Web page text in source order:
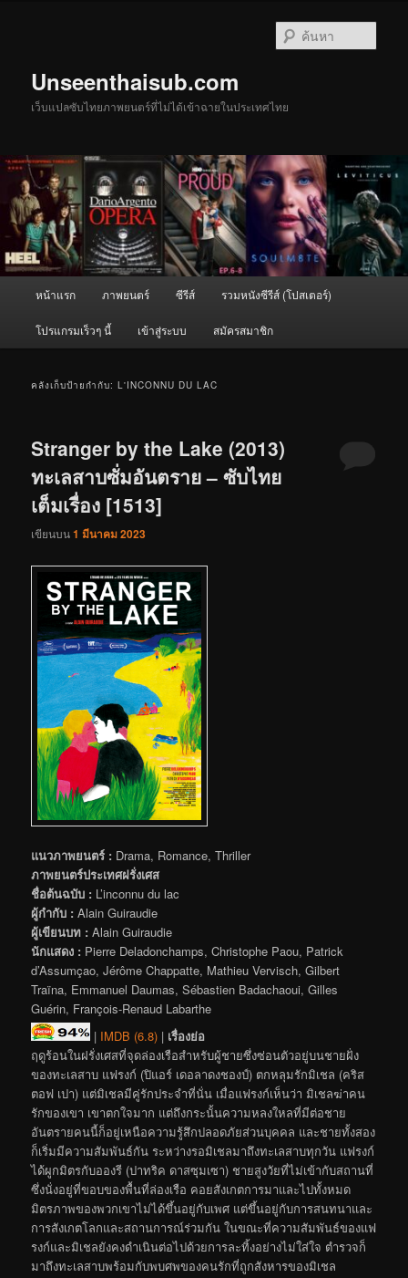
Unseenthaisub.com
เว็บแปลซับไทยภาพยนตร์ที่ไม่ได้เข้าฉายในประเทศไทย
หน้าแรก ภาพยนตร์ ซีรีส์ รวมหนังซีรีส์ (โปสเตอร์)
โปรแกรมเร็วๆ นี้ เข้าสู่ระบบ สมัครสมาชิก
คลังเก็บป้ายกำกับ:L'INCONNU DU LAC
Stranger by the Lake (2013)
ทะเลสาบซั่มอันตราย – ซับไทย
เต็มเรื่อง [1513]
เขียนบน1 มีนาคม 2023
แนวภาพยนตร์ : Drama, Romance, Thriller
ภาพยนตร์ประเทศฝรั่งเศส
ชื่อต้นฉบับ : L’inconnu du lac
ผู้กำกับ : Alain Guiraudie
ผู้เขียนบท : Alain Guiraudie
นักแสดง : Pierre Deladonchamps, Christophe Paou, Patrick
d’Assumçao, Jérôme Chappatte, Mathieu Vervisch, Gilbert
Traïna, Emmanuel Daumas, Sébastien Badachaoui, Gilles
Guérin, François-Renaud Labarthe
| IMDB (6.8) | เรื่องย่อ
ฤดูร้อนในฝรั่งเศสที่จุดล่องเรือสำหรับผู้ชายซึ่งซ่อนตัวอยู่บนชายฝั่ง
ของทะเลสาบ แฟรงก์ (ปิแอร์ เดอลาดงชองป์) ตกหลุมรักมิเชล (คริส
ตอฟ เปา) แต่มิเชลมีคู่รักประจำที่นั่น เมื่อแฟรงก์เห็นว่า มิเชลฆ่าคน
รักของเขา เขาตกใจมาก แต่ถึงกระนั้นความหลงใหลที่มีต่อชาย
อันตรายคนนี้ก็อยู่เหนือความรู้สึกปลอดภัยส่วนบุคคล และชายทั้งสอง
ก็เริ่มมีความสัมพันธ์กัน ระหว่างรอมิเชลมาถึงทะเลสาบทุกวัน แฟรงก์
ได้ผูกมิตรกับอองรี (ปาทริค ดาสซุมเซา) ชายสูงวัยที่ไม่เข้ากับสถานที่
ซึ่งนั่งอยู่ที่ขอบของพื้นที่ล่องเรือ คอยสังเกตการมาและไปทั้งหมด
มิตรภาพของพวกเขาไม่ได้ขึ้นอยู่กับเพศ แต่ขึ้นอยู่กับการสนทนาและ
การสังเกตโลกและสถานการณ์ร่วมกัน ในขณะที่ความสัมพันธ์ของแฟ
รงก์และมิเชลยังคงดำเนินต่อไปด้วยการละทิ้งอย่างไม่ใส่ใจ ตำรวจก็
มาถึงทะเลสาบพร้อมกับพบศพของคนรักที่ถูกสังหารของมิเชล